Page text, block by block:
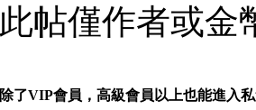
此帖僅作者或金
除了VIP會員，高級會員以上也能進入